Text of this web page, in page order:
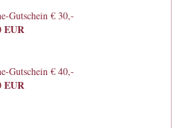
Gutschein € 30,-
EUR
Gutschein € 40,-
EUR